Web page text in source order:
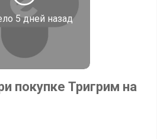
5 дней назад
покупке Тригрим на